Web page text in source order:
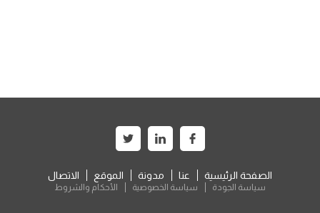
الصفحة الرئيسية عنا مدونة الموقع الاتصال
سياسة الجودة سياسة الخصوصية الأحكام والشروط